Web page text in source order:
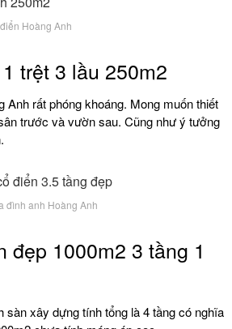
Hoàng Anh
trệt 3 lầu 250m2
rất phóng khoáng. Mong muốn thiết
trước và vườn sau. Cũng như ý tưởng
đình anh Hoàng Anh
1000m2 3 tầng 1
xây dựng tính tổng là 4 tầng có nghĩa